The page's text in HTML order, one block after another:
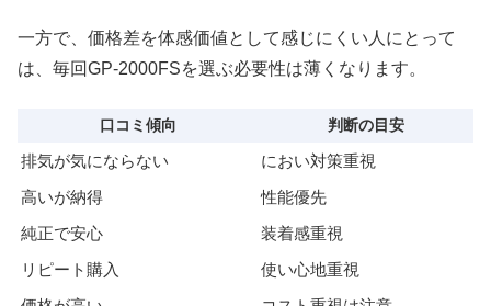
一方で、価格差を体感価値として感じにくい人にとって
は、毎回GP-2000FSを選ぶ必要性は薄くなります。
口コミ傾向 判断の目安
排気が気にならない
におい対策重視
高いが納得
性能優先
純正で安心
装着感重視
リピート購入
使い心地重視